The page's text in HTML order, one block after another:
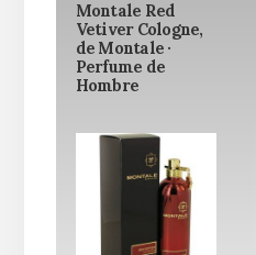
Montale Red
Vetiver Cologne,
de Montale ·
Perfume de
Hombre